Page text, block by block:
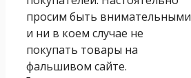
просим быть внимательными
и ни в коем случае не
покупать товары на
фальшивом сайте.